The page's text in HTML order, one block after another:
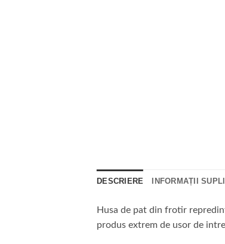
DESCRIERE INFORMAȚII
Husa de pat din frotir
produs extrem de usor de